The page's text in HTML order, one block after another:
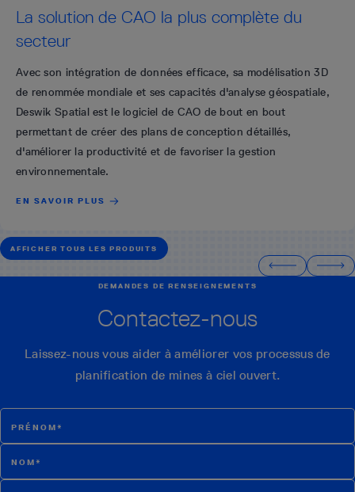
AFFICHER TOUS LES PRODUITS
La solution de CAO la plus complète du
secteur
Avec son intégration de données efficace, sa modélisation 3D
de renommée mondiale et ses capacités d'analyse géospatiale,
Deswik Spatial est le logiciel de CAO de bout en bout
permettant de créer des plans de conception détaillés,
d'améliorer la productivité et de favoriser la gestion
environnementale.
EN SAVOIR PLUS
DEMANDES DE RENSEIGNEMENTS
Contactez-nous
Laissez-nous vous aider à améliorer vos processus de
planification de mines à ciel ouvert.